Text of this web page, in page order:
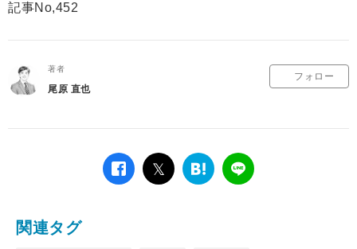
記事No,452
著者
尾原 直也
フォロー
facebook
twitterは
LINE
関連タグ